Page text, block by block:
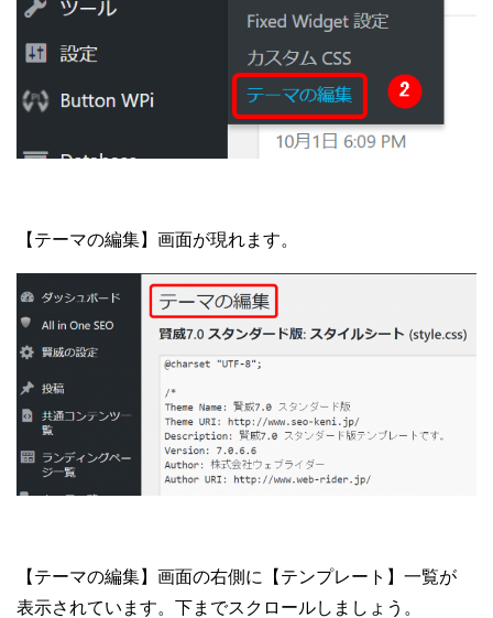
【テーマの編集】画面が現れます。
【テーマの編集】画面の右側に【テンプレート】一覧が
表示されています。下までスクロールしましょう。